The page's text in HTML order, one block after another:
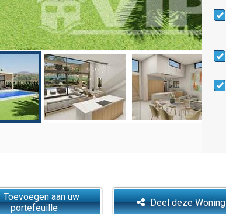
Toevoegen aan uw
portefeuille
Deel deze Woning